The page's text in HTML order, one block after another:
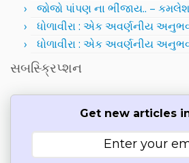
જોજો પાંપણ ના ભીંજાય.. – કમલેશ
ધોળાવીરા : એક અવર્ણનીય
ધોળાવીરા : એક અવર્ણનીય
સબસ્ક્રિપ્શન
Get new articles